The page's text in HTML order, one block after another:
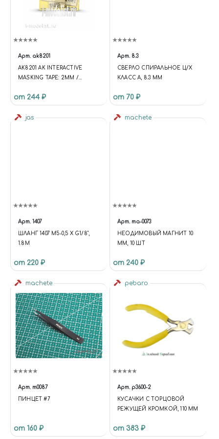
LIST-CATALOG-TILE-2
.CATALOG-SECTION-LIST-
(FUNCTION(W,D,S,L,I){W[L]=W[L]||
DATE.GETTIME,EVENT:'GTM.J
S'});VAR
F=D.GETELEMENTSBYTAGNA
J=D.CREATEELEMENT(S),DL=L='
RUE;J.SRC=
"@TYPE": "STORE", "NAME":
"ЧУДНЫЙ МИР",
МАГАЗИН СБОРНЫХ
ИНСТРУМЕНТОВ ДЛЯ
РОССИИ.", "URL":
"HTTPS://MIRACLE-WORLD.RU",
"LOGO": "HTTPS://MIRACLE-
WORLD.RU/INCLUDE/LOGOTY
PE.PNG", "IMAGE":
"HTTPS://MIRACLE-
WORLD.RU/INCLUDE/LOGOTY
PE.PNG", "TELEPHONE":
"MIRACLE-WORLD@MAIL.RU",
"ADDRESS": { "@TYPE":
"ADDRESSLOCALITY":
Арт. ak8201
AK8201 AK INTERACTIVE
MASKING TAPE: 2MM /
от 244 ₽
Арт. 8.3
СВЕРЛО СПИРАЛЬНОЕ Ц/Х
КЛАСС А, 8.3 ММ
от 70 ₽
jas
Арт. 1407
ШЛАНГ 1407 M5-0,5 Х G1/8",
1.8М
от 220 ₽
machete
Арт. ma-0073
НЕОДИМОВЫЙ МАГНИТ 10
ММ, 10 ШТ
от 240 ₽
machete
Арт. m0087
ПИНЦЕТ #7
от 160 ₽
pebaro
Арт. p3600-2
КУСАЧКИ С ТОРЦОВОЙ
РЕЖУЩЕЙ КРОМКОЙ, 110 ММ
от 383 ₽